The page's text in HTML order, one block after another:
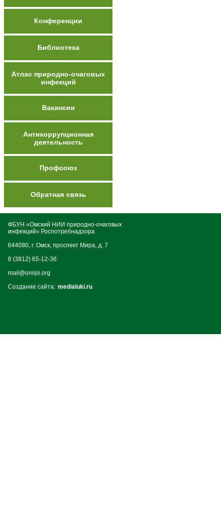
Конференции
Библиотека
Атлас природно-очаговых
инфекций
Вакансии
Антикоррупционная
деятельность
Профсоюз
Обратная связь
ФБУН «Омский НИИ природно-очаговых
инфекций» Роспотребнадзора
644080, г. Омск, проспект Мира, д. 7
8 (3812) 65-12-36
mail@oniipi.org
Создание сайта: medialuki.ru